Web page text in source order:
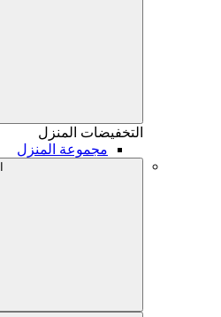
التخفيضات المنزل
مجموعة المنزل